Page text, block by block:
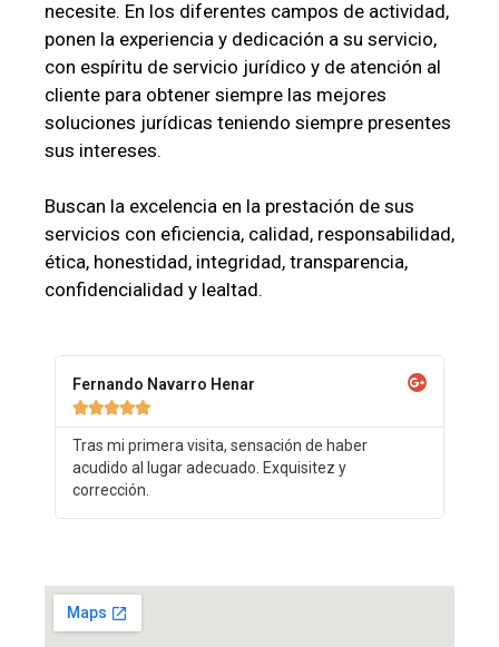
necesite. En los diferentes campos de actividad,
ponen la experiencia y dedicación a su servicio,
con espíritu de servicio jurídico y de atención al
cliente para obtener siempre las mejores
soluciones jurídicas teniendo siempre presentes
sus intereses.
Buscan la excelencia en la prestación de sus
servicios con eficiencia, calidad, responsabilidad,
ética, honestidad, integridad, transparencia,
confidencialidad y lealtad.
Fernando Navarro Henar

Tras mi primera visita, sensación de haber
acudido al lugar adecuado. Exquisitez y
corrección.